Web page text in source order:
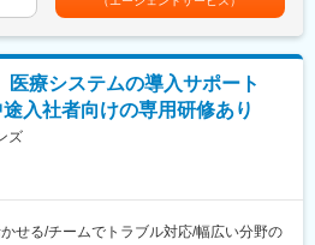
例）
訪問先の確認と準備
ビスの送り出し
洗濯
所内でも外でもOK）
助
助・掃除
ム薬品管理装置」といった調剤IoT機器の
を締結していただいているお客様に定期的
認調整する業務
の有無に関わらず全ての機械トラブルに対
る際の導入設置作業
する書類作成（保守契約更新、修理履歴・
も目安の金額であり、選考を通じて上下す
給(月額)は固定手当を含めた表記です。
医療システムの導入サポート
入社者向けの専用研修あり
ズ
かせる/チームでトラブル対応/幅広い分野の